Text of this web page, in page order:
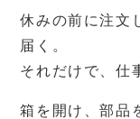
休みの前に注文
届く。
それだけで、仕
箱を開け、部品